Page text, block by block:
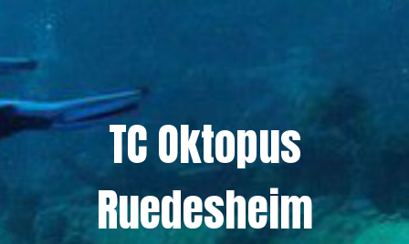
content
TC Oktopus
Ruedesheim